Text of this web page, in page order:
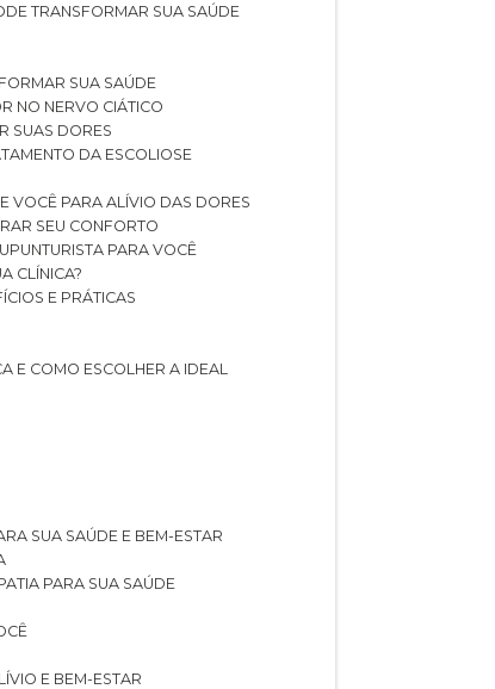
TRANSFORMAR SUA SAÚDE
SUA SAÚDE
NO NERVO CIÁTICO
SUAS DORES
DA ESCOLIOSE
VOCÊ PARA ALÍVIO DAS DORES
SEU CONFORTO
PARA VOCÊ
CLÍNICA?
E PRÁTICAS
E COMO ESCOLHER A IDEAL
SUA SAÚDE E BEM-ESTAR
PARA SUA SAÚDE
E BEM-ESTAR